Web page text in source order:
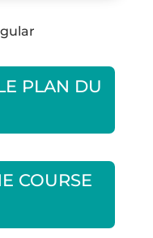
PLAN DU
COURSE